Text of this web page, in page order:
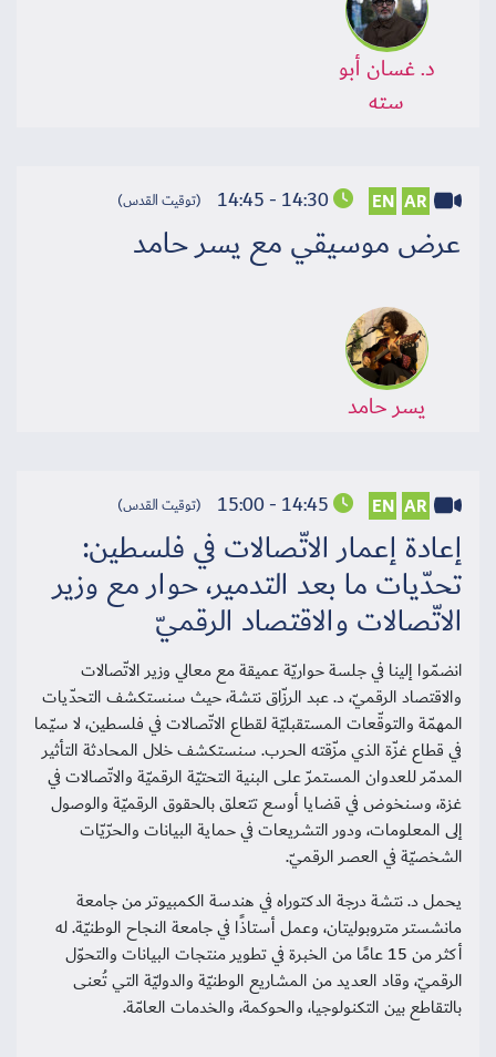
د. غسان أبو
سته
AR
EN
14:30 - 14:45 (توقيت القدس)
عرض موسيقي مع يسر حامد
يسر حامد
AR
EN
14:45 - 15:00 (توقيت القدس)
إعادة إعمار الاتّصالات في فلسطين:
تحدّيات ما بعد التدمير، حوار مع وزير
الاتّصالات والاقتصاد الرقميّ
انضمّوا إلينا في جلسة حواريّة عميقة مع معالي وزير الاتّصالات
والاقتصاد الرقميّ، د. عبد الرزّاق نتشة، حيث سنستكشف التحدّيات
المهمّة والتوقّعات المستقبليّة لقطاع الاتّصالات في فلسطين، لا سيّما
في قطاع غزّة الذي مزّقته الحرب. سنستكشف خلال المحادثة التأثير
المدمّر للعدوان المستمرّ على البنية التحتيّة الرقميّة والاتّصالات في
غزة، وسنخوض في قضايا أوسع تتعلق بالحقوق الرقميّة والوصول
إلى المعلومات، ودور التشريعات في حماية البيانات والحرّيّات
الشخصيّة في العصر الرقميّ.
يحمل د. نتشة درجة الدكتوراه في هندسة الكمبيوتر من جامعة
مانشستر متروبوليتان، وعمل أستاذًا في جامعة النجاح الوطنيّة. له
أكثر من 15 عامًا من الخبرة في تطوير منتجات البيانات والتحوّل
الرقميّ، وقاد العديد من المشاريع الوطنيّة والدوليّة التي تُعنى
بالتقاطع بين التكنولوجيا، والحوكمة، والخدمات العامّة.